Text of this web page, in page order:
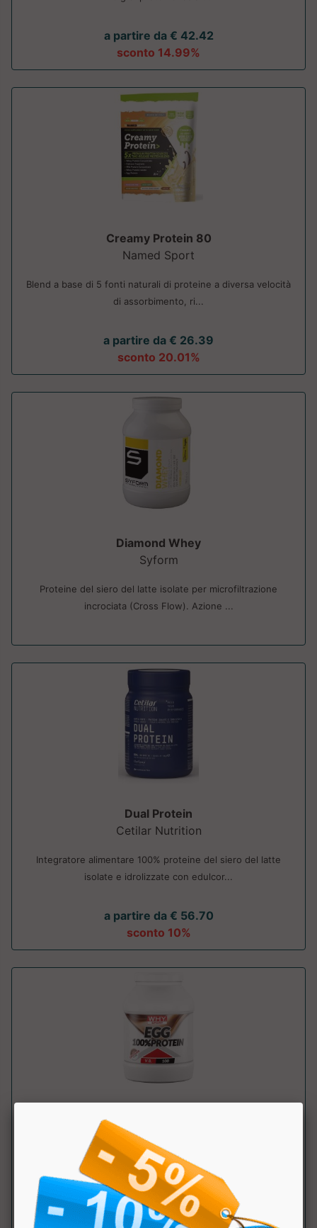
a partire da € 42.42
sconto 14.99%
Creamy Protein 80
Named Sport
Blend a base di 5 fonti naturali di proteine a diversa velocità
di assorbimento, ri...
a partire da € 26.39
sconto 20.01%
Diamond Whey
Syform
Proteine del siero del latte isolate per microfiltrazione
incrociata (Cross Flow). Azione ...
Dual Protein
Cetilar Nutrition
Integratore alimentare 100% proteine del siero del latte
isolate e idrolizzate con edulcor...
a partire da € 56.70
sconto 10%
Egg 100% Protein
Why Sport
Integratore alimentare di proteine dell’uovo ad alto valore
biologico per gli intoll...
a partire da € 43.92